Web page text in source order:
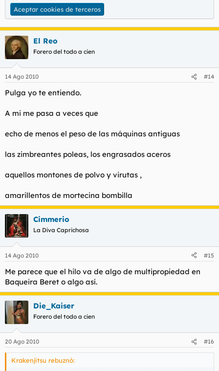
Aceptar cookies de terceros
El Reo
Forero del todo a cien
14 Ago 2010 #14
Pulga yo te entiendo.
A mi me pasa a veces que
echo de menos el peso de las máquinas antiguas
las zimbreantes poleas, los engrasados aceros
aquellos montones de polvo y virutas ,
amarillentos de mortecina bombilla
Cimmerio
La Diva Caprichosa
14 Ago 2010 #15
Me parece que el hilo va de algo de multipropiedad en
Baqueira Beret o algo así.
Die_Kaiser
Forero del todo a cien
20 Ago 2010 #16
Krakenjitsu rebuznó: